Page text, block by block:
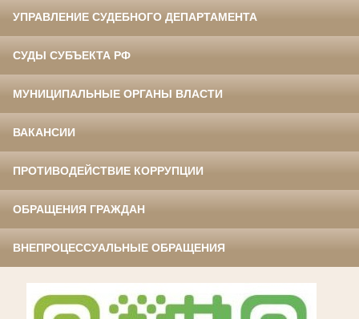
УПРАВЛЕНИЕ СУДЕБНОГО ДЕПАРТАМЕНТА
СУДЫ СУБЪЕКТА РФ
МУНИЦИПАЛЬНЫЕ ОРГАНЫ ВЛАСТИ
ВАКАНСИИ
ПРОТИВОДЕЙСТВИЕ КОРРУПЦИИ
ОБРАЩЕНИЯ ГРАЖДАН
ВНЕПРОЦЕССУАЛЬНЫЕ ОБРАЩЕНИЯ